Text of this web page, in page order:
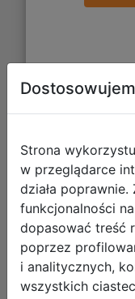
Strona
w przeglądarce
działa
funkcjonalności
dopasować treść
poprzez
i analitycznych,
wszystkich